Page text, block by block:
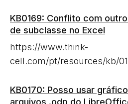
KB0169: Conflito com
de subclasse no Excel
https://www.think-
cell.com/pt/resources/kb/
KB0170: Posso usar
arquivos .odp do